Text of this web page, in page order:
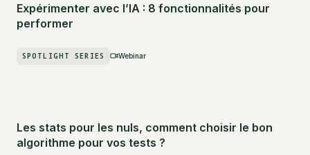
Expérimenter avec l’IA : 8 fonctionnalités pour
performer
SPOTLIGHT SERIES Webinar
Les stats pour les nuls, comment choisir le bon
algorithme pour vos tests ?